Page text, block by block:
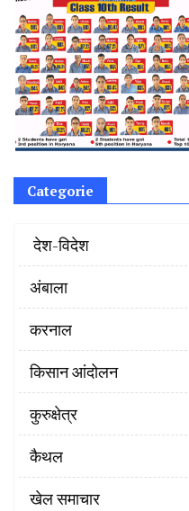
Categorie
‌ देश-विदेश
अंबाला
करनाल
किसान आंदोलन
कुरुक्षेत्र
कैथल
खेल समाचार